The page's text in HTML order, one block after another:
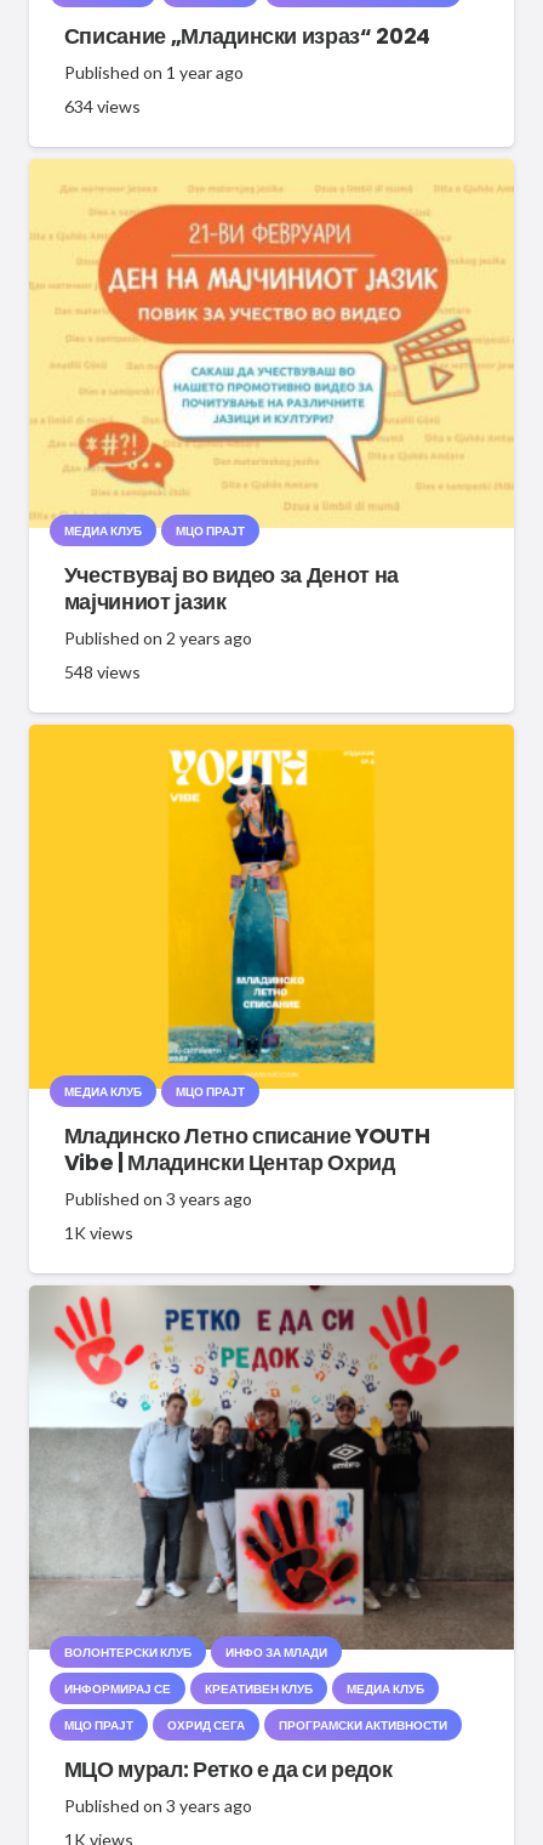
Списание „Младински израз“ 2024
Published on 1 year ago
634views
МЕДИА КЛУБ МЦО ПРАЈТ
Учествувај во видео за Денот на
мајчиниот јазик
Published on 2 years ago
548 views
МЕДИА КЛУБ МЦО ПРАЈТ
Младинско Летно списание YOUTH
Vibe | Младински Центар Охрид
Published on 3 years ago
1Kviews
ВОЛОНТЕРСКИ КЛУБ ИНФО ЗА МЛАДИ
ИНФОРМИРАЈ СЕ КРЕАТИВЕН КЛУБ МЕДИА КЛУБ
МЦО ПРАЈТ ОХРИД СЕГА ПРОГРАМСКИ АКТИВНОСТИ
МЦО мурал: Ретко е да си редок
Published on 3 years ago
1Kviews